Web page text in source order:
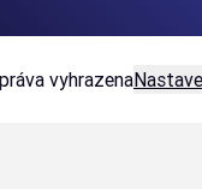
vyhrazena